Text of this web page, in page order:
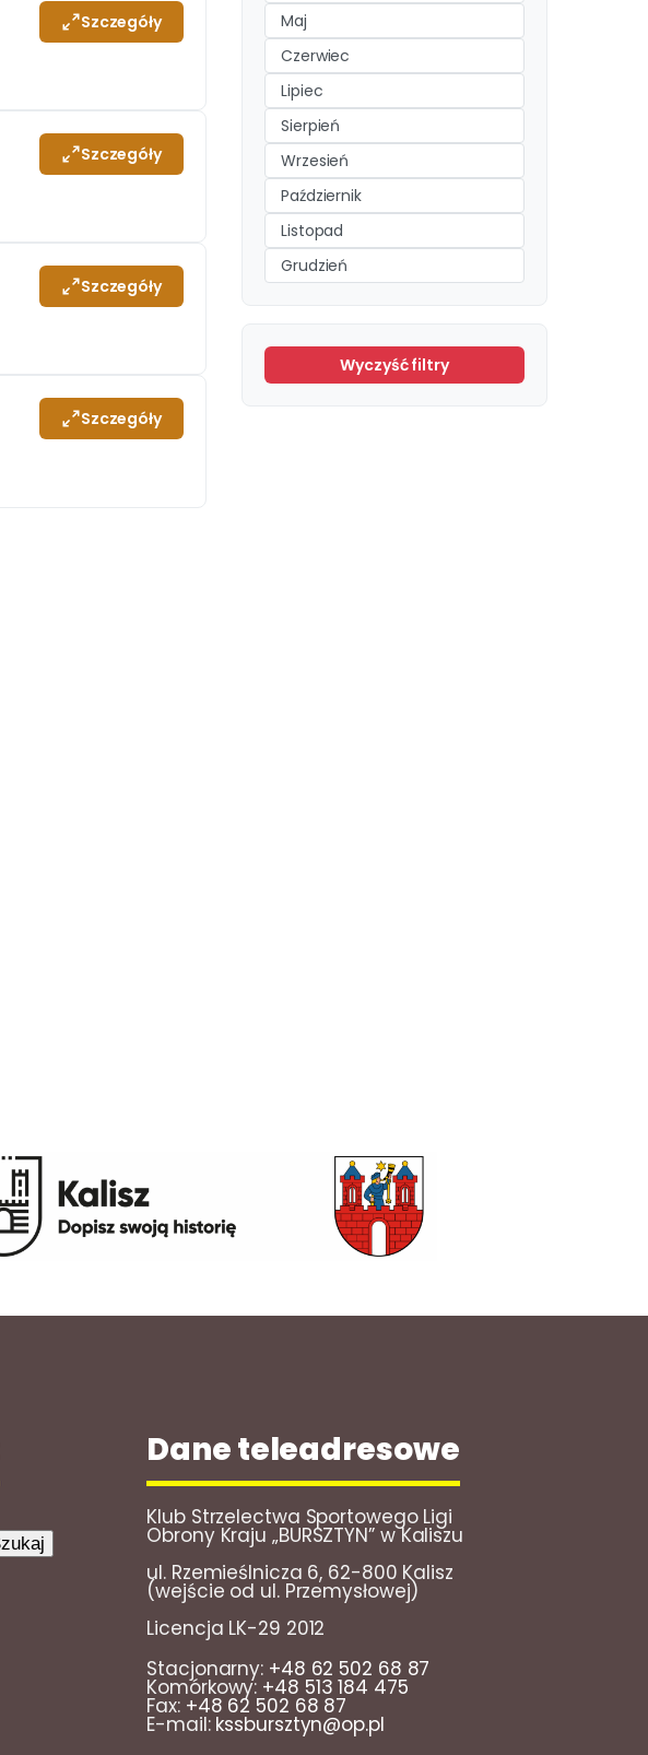
Maj
Czerwiec
Lipiec
Sierpień
Wrzesień
Październik
Listopad
Grudzień
Wyczyść filtry
Szczegóły
Szczegóły
Szczegóły
Szczegóły
Dane teleadresowe
Klub Strzelectwa Sportowego Ligi
Obrony Kraju „BURSZTYN” w Kaliszu
ul. Rzemieślnicza 6, 62-800 Kalisz
(wejście od ul. Przemysłowej)
Licencja LK-29 2012
Stacjonarny: +48 62 502 68 87
Komórkowy: +48 513 184 475
Fax: +48 62 502 68 87
E-mail: kssbursztyn@op.pl